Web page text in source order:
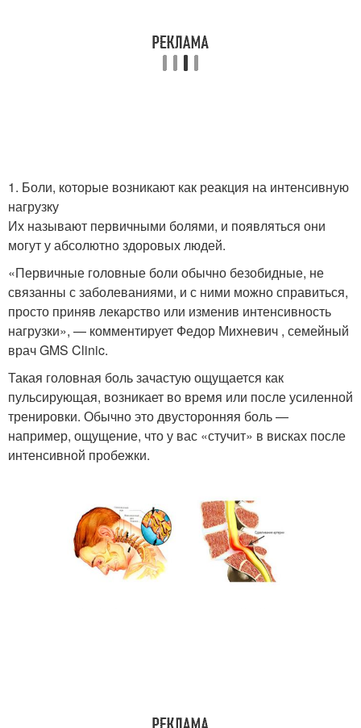
1. Боли, которые возникают как реакция на интенсивную
нагрузку
Их называют первичными болями, и появляться они
могут у абсолютно здоровых людей.
«Первичные головные боли обычно безобидные, не
связанны с заболеваниями, и с ними можно справиться,
просто приняв лекарство или изменив интенсивность
нагрузки», — комментирует Федор Михневич , семейный
врач GMS Clinic.
Такая головная боль зачастую ощущается как
пульсирующая, возникает во время или после усиленной
тренировки. Обычно это двусторонняя боль —
например, ощущение, что у вас «стучит» в висках после
интенсивной пробежки.